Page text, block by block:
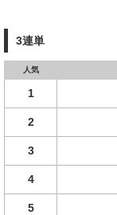
3連単
人気
1
2
3
4
5